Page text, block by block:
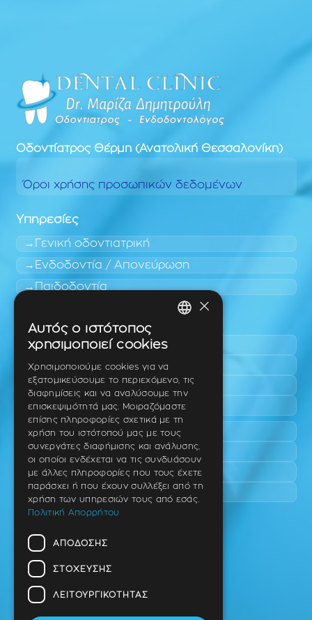
Οδοντίατρος Θέρμη (Ανατολική Θεσσαλονίκη)
Όροι χρήσης προσωπικών δεδομένων
Υπηρεσίες
Γενική οδοντιατρική
Ενδοδοντία / Απονεύρωση
Παιδοδοντία
Περιοχές εύκολης πρόσβασης
Πυλαία
Τριάδι
Νέο Ρύσιο
Επανομή
Περαία
Καλαμαριά
Πανόραμα
Χαριλάου
Ταβάκη – Θ. Λίτσα 10 (γωνία),
Θέρμη – Θεσσαλονίκη
T.K 57001
×
Αυτός ο ιστότοπος
χρησιμοποιεί cookies
Χρησιμοποιούμε cookies για να
εξατομικεύσουμε το περιεχόμενο, τις
διαφημίσεις και να αναλύσουμε την
επισκεψιμότητά μας. Μοιραζόμαστε
επίσης πληροφορίες σχετικά με τη
χρήση του ιστότοπού μας με τους
συνεργάτες διαφήμισης και ανάλυσης,
οι οποίοι ενδέχεται να τις συνδυάσουν
με άλλες πληροφορίες που τους έχετε
παράσχει ή που έχουν συλλέξει από τη
χρήση των υπηρεσιών τους από εσάς.
Πολιτική Απορρήτου
ΑΠΌΔΟΣΗΣ
ΣΤΌΧΕΥΣΗΣ
ΛΕΙΤΟΥΡΓΙΚΌΤΗΤΑΣ